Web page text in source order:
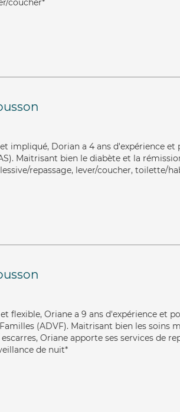
coucher*
impliqué, Dorian a 4 ans d'expérience et
Maitrisant bien le diabète et la
repassage, lever/coucher, toilette/
flexible, Oriane a 9 ans d'expérience et
(ADVF). Maitrisant bien les soins
Oriane apporte ses services de
de nuit*